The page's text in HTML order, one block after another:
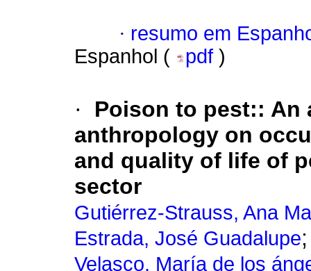
· resumo em
Espanhol (
pdf )
·
Poison to pest:: An
anthropology on
and quality of life of
sector
Gutiérrez-Strauss, Ana
Estrada, José Guadalupe
Velasco, María de los